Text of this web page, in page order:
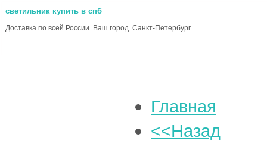
светильник купить в спб
Доставка по всей России. Ваш город. Санкт-Петербург.
Главная
<<Назад